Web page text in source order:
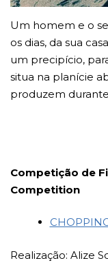
Um homem e o
os dias, da sua
um precipício,
situa na planície
produzem
Competição de
Competition
Realização: Alize